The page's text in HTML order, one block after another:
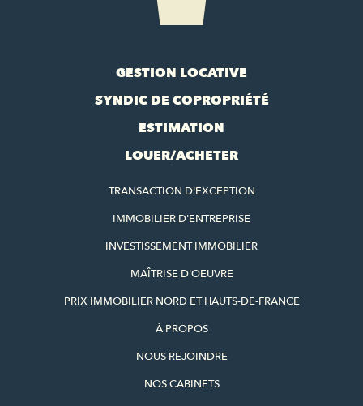
GESTION LOCATIVE
SYNDIC DE COPROPRIÉTÉ
ESTIMATION
LOUER/ACHETER
TRANSACTION D'EXCEPTION
IMMOBILIER D'ENTREPRISE
INVESTISSEMENT IMMOBILIER
MAÎTRISE D'OEUVRE
PRIX IMMOBILIER NORD ET HAUTS-DE-FRANCE
À PROPOS
NOUS REJOINDRE
NOS CABINETS